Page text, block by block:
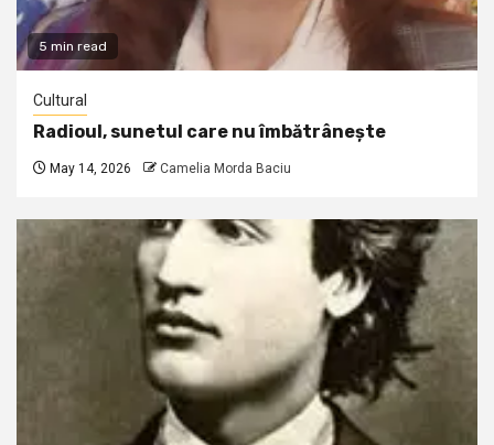
5 min read
Cultural
Radioul, sunetul care nu îmbătrânește
May 14, 2026 Camelia Morda Baciu